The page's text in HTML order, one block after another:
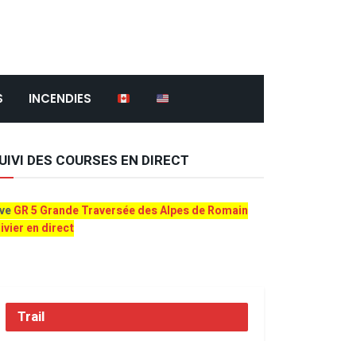
INCENDIES
DES COURSES EN DIRECT
GR 5 Grande Traversée des Alpes de Romain
en direct
Trail